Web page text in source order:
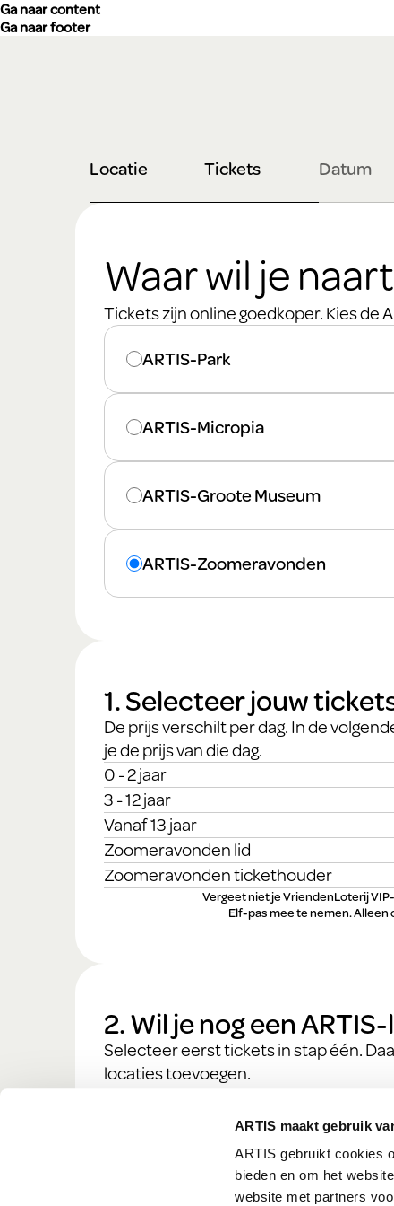
ARTIS maakt gebruik
ARTIS gebruikt cookies
bieden en om het
website met partners
Ga naar content
Ga naar footer
Locatie Tickets Datum
Waar wil je
Tickets zijn online goedkoper. Kies de
Waar wil je naartoe?
ARTIS-Park
ARTIS-Micropia
ARTIS-Groote Museum
ARTIS-Zoomeravonden
1. Selecteer jouw
De prijs verschilt per dag. In de
je de prijs van die dag.
Ticket naam
0 - 2 jaar
3 - 12 jaar
Vanaf 13 jaar
Zoomeravonden lid
Zoomeravonden tickethouder
Vergeet niet je VriendenLoterij
Elf-pas mee te nemen. Alleen
2. Wil je nog een
Selecteer eerst tickets in stap één.
locaties toevoegen.